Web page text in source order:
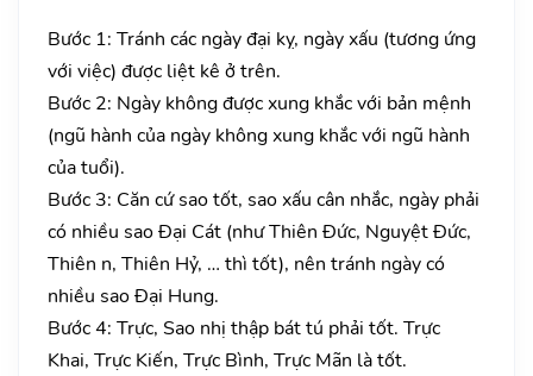
Bước 1: Tránh các ngày đại kỵ, ngày xấu (tương ứng
với việc) được liệt kê ở trên.
Bước 2: Ngày không được xung khắc với bản mệnh
(ngũ hành của ngày không xung khắc với ngũ hành
của tuổi).
Bước 3: Căn cứ sao tốt, sao xấu cân nhắc, ngày phải
có nhiều sao Đại Cát (như Thiên Đức, Nguyệt Đức,
Thiên n, Thiên Hỷ, … thì tốt), nên tránh ngày có
nhiều sao Đại Hung.
Bước 4: Trực, Sao nhị thập bát tú phải tốt. Trực
Khai, Trực Kiến, Trực Bình, Trực Mãn là tốt.